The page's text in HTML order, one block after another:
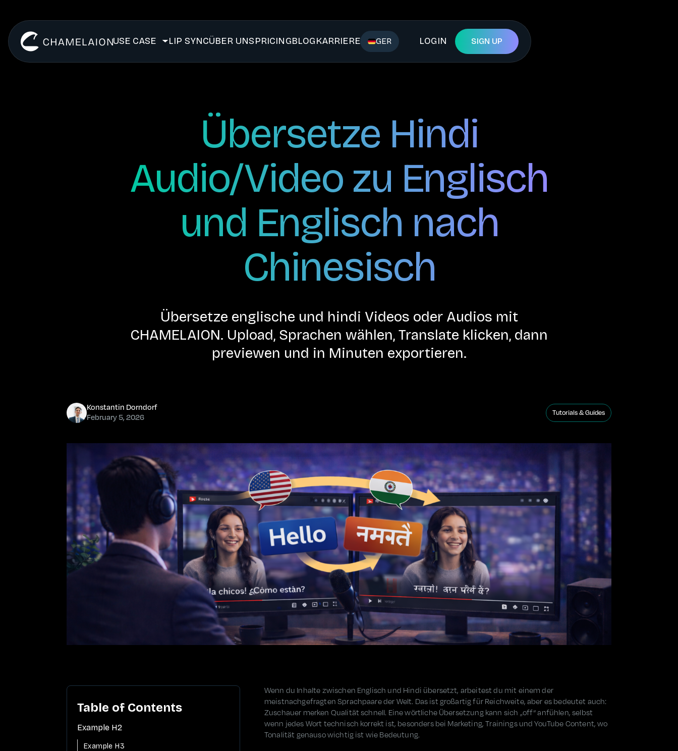
USE CASE LIP SYNCÜBER UNSPRICINGBLOGKARRIERE GER LOGIN SIGN UP
Übersetze Hindi
Audio/Video zu Englisch
und Englisch nach
Chinesisch
Übersetze englische und hindi Videos oder Audios mit
CHAMELAION. Upload, Sprachen wählen, Translate klicken, dann
previewen und in Minuten exportieren.
Konstantin Dorndorf
February 5, 2026
Tutorials & Guides
Table of Contents
Example H2
Example H3
Wenn du Inhalte zwischen Englisch und Hindi übersetzt, arbeitest du mit einem der
meistnachgefragten Sprachpaare der Welt. Das ist großartig für Reichweite, aber es bedeutet auch:
Zuschauer merken Qualität schnell. Eine wörtliche Übersetzung kann sich „off“ anfühlen, selbst
wenn jedes Wort technisch korrekt ist, besonders bei Marketing, Trainings und YouTube Content, wo
Tonalität genauso wichtig ist wie Bedeutung.